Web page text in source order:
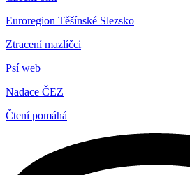
Euroregion Těšínské Slezsko
Ztracení mazlíčci
Psí web
Nadace ČEZ
Čtení pomáhá